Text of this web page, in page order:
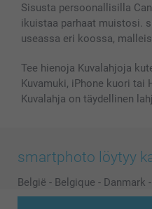
Sisusta persoonallisilla
ikuistaa parhaat muistosi.
useassa eri koossa,
Tee hienoja Kuvalahjoja
Kuvamuki, iPhone kuori
Kuvalahja on täydellinen
smartphoto löytyy
België - Belgique - Danmark -
- Nederland - Norge -